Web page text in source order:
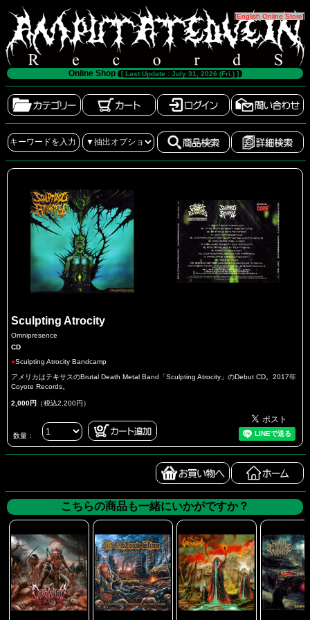
[English Online Store]
Online Shop [ Last Update : July 31, 2026 (Fri.) ]
Sculpting Atrocity
Omnipresence
CD
●Sculpting Atrocity Bandcamp
アメリカはテキサスのBrutal Death Metal Band「Sculpting Atrocity」のDebut CD。2017年
Coyote Records。
2,000円 （税込2,200円）
数量：
こちらの商品も一緒にいかがですか？